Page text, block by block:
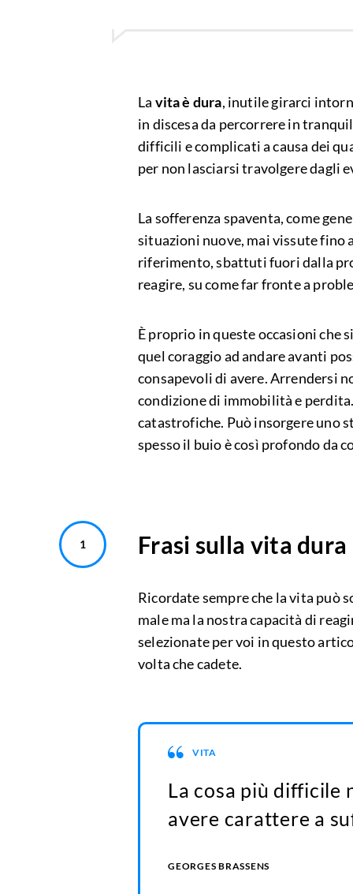
La vita è dura, inutile girarci
in discesa da percorrere in
difficili e complicati a causa dei
per non lasciarsi travolgere dagli
La sofferenza spaventa, come
situazioni nuove, mai vissute fino
riferimento, sbattuti fuori dalla
reagire, su come far fronte a
È proprio in queste occasioni che
quel coraggio ad andare avanti
consapevoli di avere. Arrendersi
condizione di immobilità e
catastrofiche. Può insorgere uno
spesso il buio è così profondo da
Frasi sulla vita dura
Ricordate sempre che la vita può
male ma la nostra capacità di
selezionate per voi in questo
volta che cadete.
VITA
La cosa più difficile
avere carattere a
GEORGES BRASSENS